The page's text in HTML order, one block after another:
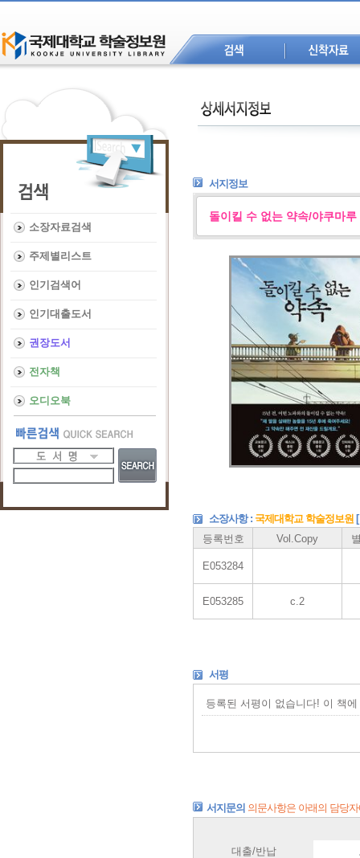
소장자료검색
주제별리스트
인기검색어
인기대출도서
권장도서
전자책
오디오북
서지정보
돌이킬 수 없는 약속/야쿠마
소장사항 : 국제대학교 학술정보원 [
등록번호
Vol.Copy
E053284
E053285 c.2
서평
등록된 서평이 없습니다! 이 책
서지문의 의문사항은 아래의 담당
대출/반납